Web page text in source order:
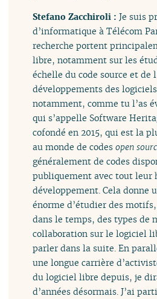
Stefano Zacchiroli :Je suis
d’informatique à Télécom
recherche portent
libre, notamment sur les
échelle du code source et de
développements des
notamment, comme tu l’as
qui s’appelle Software
cofondé en 2015, qui est la
au monde de codesopen
généralement de codes
publiquement avec tout leur
développement. Cela donne
énorme d’étudier des
dans le temps, des types de
collaboration sur le logiciel
parler dans la suite. En
une longue carrière
du logiciel libre depuis, je
d’années désormais. J’ai